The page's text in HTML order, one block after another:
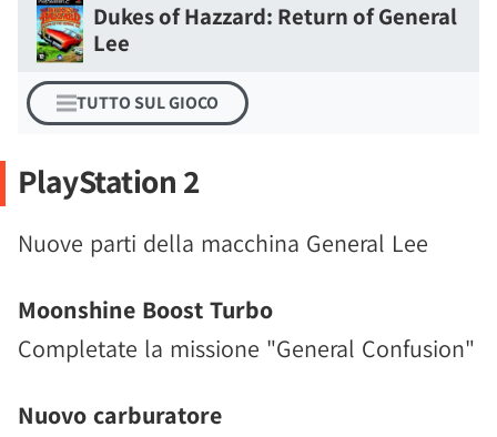
Dukes of Hazzard: Return of General
Lee
TUTTO SUL GIOCO
PlayStation 2
Nuove parti della macchina General Lee
Moonshine Boost Turbo
Completate la missione "General Confusion"
Nuovo carburatore